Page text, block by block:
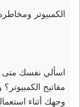
الكمبيوتر
اسألي نفسك متى
مفاتيح
وجهك أثناء